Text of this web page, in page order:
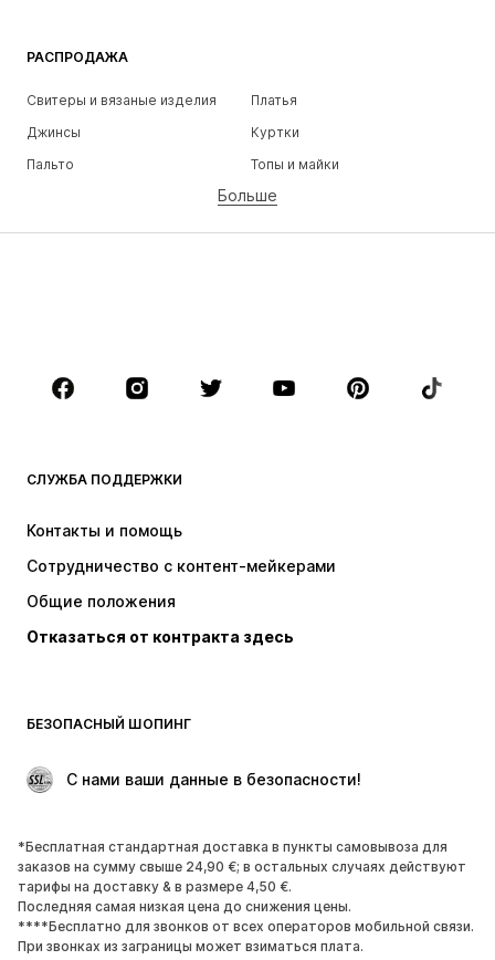
РАСПРОДАЖА
Свитеры и вязаные изделия
Платья
Джинсы
Куртки
Пальто
Топы и майки
Белье
Аксессуары
Премиум
НОВИНКИ
Куртки
Свитеры и вязаные изделия
Белье
Пальто
Юбки
Поводы
ЭКСКЛЮЗИВ
ОБУВЬ
НОВИНКИ
Модные тенденции
Кроссовки и кеды
Ботинки
Больше
СЛУЖБА ПОДДЕРЖКИ
Контакты и помощь
Сотрудничество с контент-мейкерами
Общие положения
Отказаться от контракта здесь
БЕЗОПАСНЫЙ ШОПИНГ
С нами ваши данные в безопасности!
*Бесплатная стандартная доставка в пункты самовывоза для
заказов на сумму свыше 24,90 €; в остальных случаях действуют
тарифы на доставку & в размере 4,50 €.
Последняя самая низкая цена до снижения цены.
****Бесплатно для звонков от всех операторов мобильной связи.
При звонках из заграницы может взиматься плата.